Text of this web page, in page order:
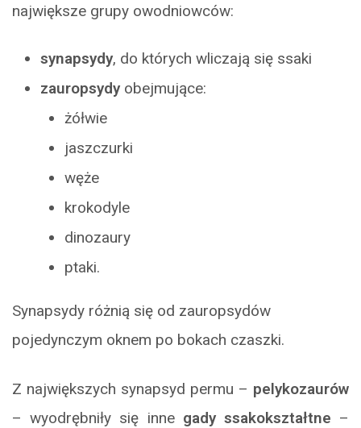
największe grupy owodniowców:
synapsydy, do których wliczają się ssaki
zauropsydy obejmujące:
żółwie
jaszczurki
węże
krokodyle
dinozaury
ptaki.
Synapsydy różnią się od zauropsydów
pojedynczym oknem po bokach czaszki.
Z największych synapsyd permu – pelykozaurów
– wyodrębniły się inne gady ssakokształtne –